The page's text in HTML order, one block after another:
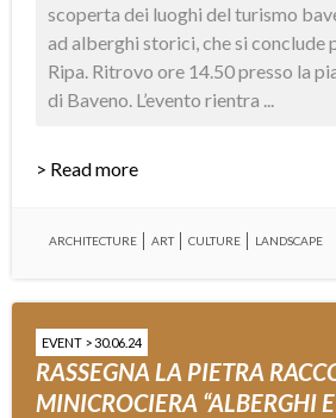
scoperta dei luoghi del turismo
ad alberghi storici, che si conclude
Ripa. Ritrovo ore 14.50 presso la
di Baveno. L’evento rientra ...
> Read more
ARCHITECTURE ART CULTURE LANDSCAPE
EVENT > 30.06.24
RASSEGNA LA PIETRA
MINICROCIERA “ALBERGHI